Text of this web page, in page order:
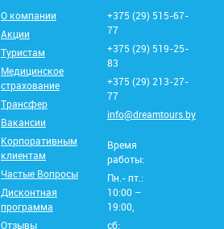
О компании
Акции
Туристам
Медицинское
страхование
Трансфер
Вакансии
Корпоративным
клиентам
Частые Вопросы
Дисконтная
программа
Отзывы
+375 (29) 515-67-
77
+375 (29) 519-25-
83
+375 (29) 213-27-
77
info@dreamtours.by
Время
работы:
Пн.- пт.:
10:00 –
19:00,
сб: